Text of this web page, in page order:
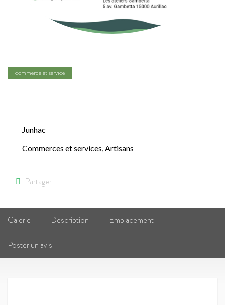
commerce et service
Junhac
Commerces et services,Artisans
Partager
Galerie Description Emplacement
Poster un avis